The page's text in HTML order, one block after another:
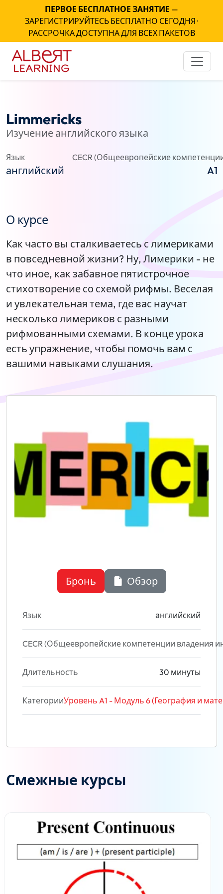
ПЕРВОЕ БЕСПЛАТНОЕ ЗАНЯТИЕ —
ЗАРЕГИСТРИРУЙТЕСЬ БЕСПЛАТНО СЕГОДНЯ ·
РАССРОЧКА ДОСТУПНА ДЛЯ ВСЕХ ПАКЕТОВ
Limmericks
Изучение английского языка
Язык
английский
CECR (Общеевропейские
A1
О курсе
Как часто вы сталкиваетесь с лимериками
в повседневной жизни? Ну, Лимерики - не
что иное, как забавное пятистрочное
стихотворение со схемой рифмы. Веселая
и увлекательная тема, где вас научат
несколько лимериков с разными
рифмованными схемами. В конце урока
есть упражнение, чтобы помочь вам с
вашими навыками слушания.
Бронь Обзор
Язык английский
CECR (Общеевропейские компетенции владения
Длительность 30 минуты
КатегорииУровень A1 - Модуль 6 (География и
Смежные курсы